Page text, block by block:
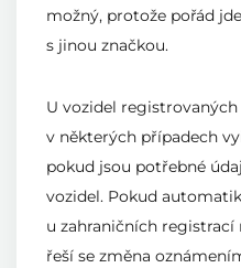
možný, protože pořád
s jinou značkou.
U vozidel
v některých případech
pokud jsou potřebné
vozidel. Pokud
u zahraničních
řeší se změna